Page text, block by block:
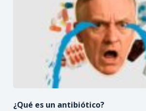
¿Qué es un antibiótico?